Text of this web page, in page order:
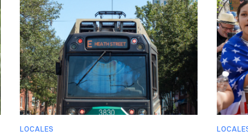
LOCALES